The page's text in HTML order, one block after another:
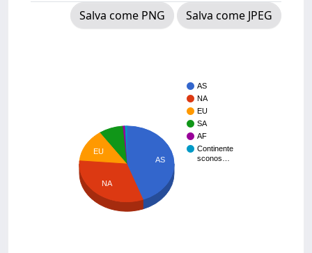
Salva come PNG
Salva come JPEG
AS
NA
EU
SA
AF
Continente
sconos…
AS
EU
NA